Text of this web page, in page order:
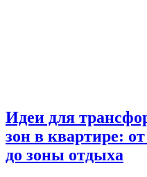
Идеи для
зон в квартире:
до зоны отдыха